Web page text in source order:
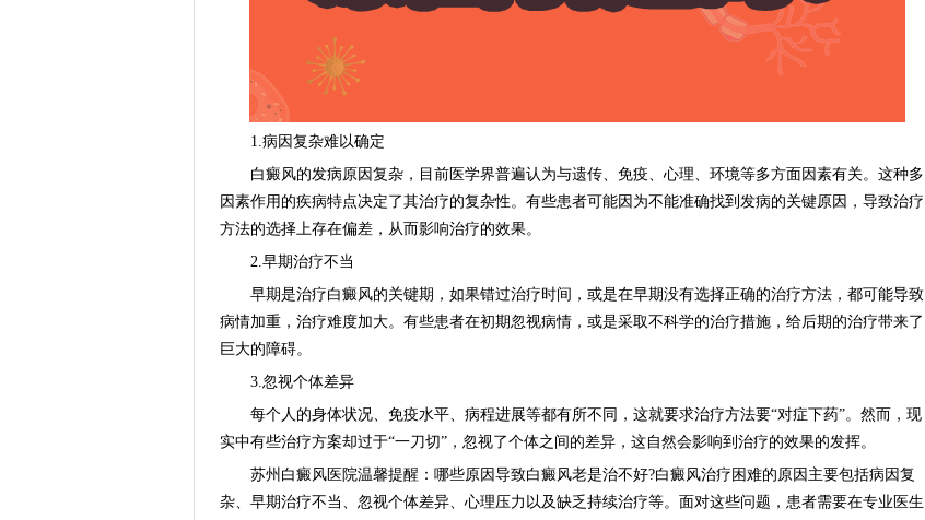
1.病因复杂难以确定
白癜风的发病原因复杂，目前医学界普遍认为与遗传、免疫、心理、环境等多方面因素有关。这种多
因素作用的疾病特点决定了其治疗的复杂性。有些患者可能因为不能准确找到发病的关键原因，导致治疗
方法的选择上存在偏差，从而影响治疗的效果。
2.早期治疗不当
早期是治疗白癜风的关键期，如果错过治疗时间，或是在早期没有选择正确的治疗方法，都可能导致
病情加重，治疗难度加大。有些患者在初期忽视病情，或是采取不科学的治疗措施，给后期的治疗带来了
巨大的障碍。
3.忽视个体差异
每个人的身体状况、免疫水平、病程进展等都有所不同，这就要求治疗方法要“对症下药”。然而，现
实中有些治疗方案却过于“一刀切”，忽视了个体之间的差异，这自然会影响到治疗的效果的发挥。
苏州白癜风医院温馨提醒：哪些原因导致白癜风老是治不好?白癜风治疗困难的原因主要包括病因复
杂、早期治疗不当、忽视个体差异、心理压力以及缺乏持续治疗等。面对这些问题，患者需要在专业医生